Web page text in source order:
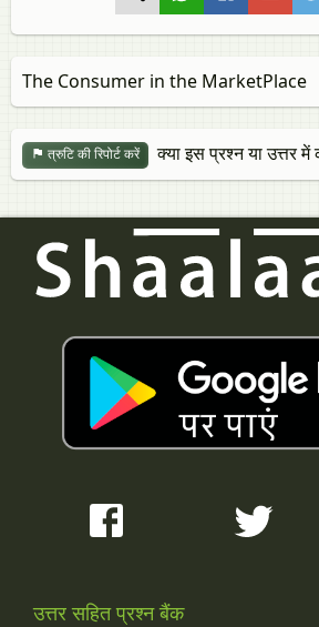
The Consumer in the MarketPlace
त्रुटि की रिपोर्ट करें क्या इस प्रश्न या उत्तर में
उत्तर सहित प्रश्न बैंक